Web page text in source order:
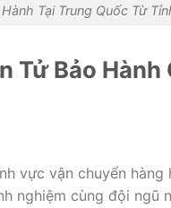
Tại Trung Quốc Từ
TửBảo Hành
vực vận chuyển hàng
nghiệm cùng đội ngũ